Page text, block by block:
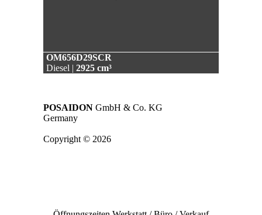
OM656D29SCR
Diesel | 2925 cm³
POSAIDON GmbH & Co. KG
Germany
Copyright © 2026